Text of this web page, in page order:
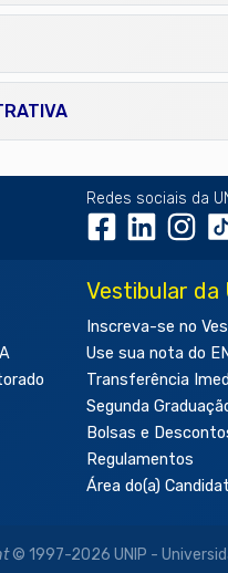
Redes sociais da
Vestibular da
Inscreva-se no
Use sua nota do
Transferência
Segunda
Bolsas e
Regulamentos
Área do(a)
© 1997-2026 UNIP -